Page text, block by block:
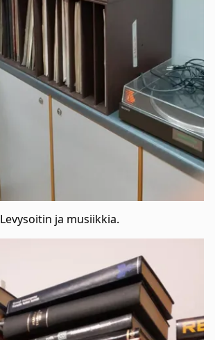
Levysoitin ja musiikkia.